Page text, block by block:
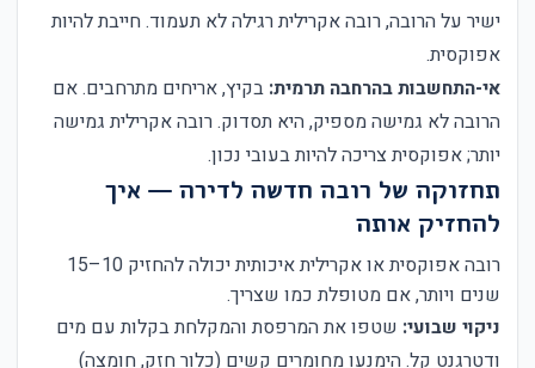
ישיר על הרובה, רובה אקרילית רגילה לא תעמוד. חייבת להיות
אפוקסית.
אי-התחשבות בהרחבה תרמית: בקיץ, אריחים מתרחבים. אם
הרובה לא גמישה מספיק, היא תסדוק. רובה אקרילית גמישה
יותר; אפוקסית צריכה להיות בעובי נכון.
תחזוקה של רובה חדשה לדירה — איך
להחזיק אותה
רובה אפוקסית או אקרילית איכותית יכולה להחזיק 10–15
שנים ויותר, אם מטופלת כמו שצריך.
ניקוי שבועי: שטפו את המרפסת והמקלחת בקלות עם מים
ודטרגנט קל. הימנעו מחומרים קשים (כלור חזק, חומצה)